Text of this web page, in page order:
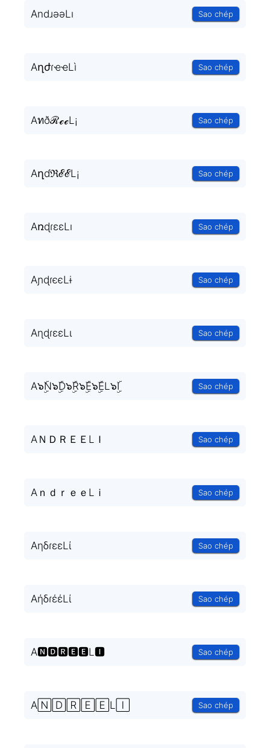
AndɹǝǝLı Sao chép
AղժɾҽҽLì Sao chép
AทðℛℯℯL¡ Sao chép
AղɗℜℰℰL¡ Sao chép
AռɖɾεεLı Sao chép
AɲɖɾєєLɨ Sao chép
AɳɖɾɛɛLɩ Sao chép
A๖ۣۜN๖ۣۜD๖ۣۜR๖ۣۜE๖ۣۜEL๖ۣۜI Sao chép
AＮＤＲＥＥLＩ Sao chép
AｎｄｒｅｅLｉ Sao chép
AηδɾεεLί Sao chép
AήδɾέέLί Sao chép
A🅽🅳🆁🅴🅴L🅸 Sao chép
A🄽🄳🅁🄴🄴L🄸 Sao chép